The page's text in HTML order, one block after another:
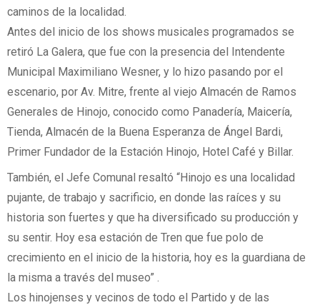
caminos de la localidad.
Antes del inicio de los shows musicales programados se
retiró La Galera, que fue con la presencia del Intendente
Municipal Maximiliano Wesner, y lo hizo pasando por el
escenario, por Av. Mitre, frente al viejo Almacén de Ramos
Generales de Hinojo, conocido como Panadería, Maicería,
Tienda, Almacén de la Buena Esperanza de Ángel Bardi,
Primer Fundador de la Estación Hinojo, Hotel Café y Billar.
También, el Jefe Comunal resaltó “Hinojo es una localidad
pujante, de trabajo y sacrificio, en donde las raíces y su
historia son fuertes y que ha diversificado su producción y
su sentir. Hoy esa estación de Tren que fue polo de
crecimiento en el inicio de la historia, hoy es la guardiana de
la misma a través del museo” .
Los hinojenses y vecinos de todo el Partido y de las